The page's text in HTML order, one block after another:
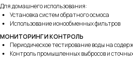
Для домашнего использования:
Установка систем обратного осмоса
Использование ионообменных фильтров
МОНИТОРИНГ И КОНТРОЛЬ
Периодическое тестирование воды на
Контроль промышленных выбросов и
Пн-Пт c 10:00 до 17:00
194223,
Санкт-Петербург
ул. Курчатова, д. 10, лит И, оф. 130Б